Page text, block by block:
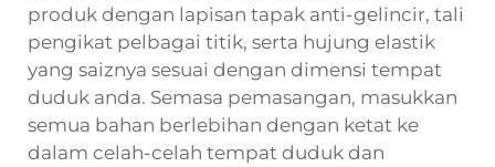
produk dengan lapisan tapak anti-gelincir, tali
pengikat pelbagai titik, serta hujung elastik
yang saiznya sesuai dengan dimensi tempat
duduk anda. Semasa pemasangan, masukkan
semua bahan berlebihan dengan ketat ke
dalam celah-celah tempat duduk dan